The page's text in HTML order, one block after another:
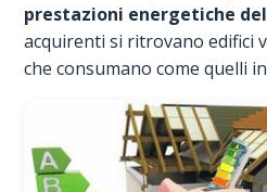
prestazioni energetiche
acquirenti si ritrovano edifici
che consumano come quelli in